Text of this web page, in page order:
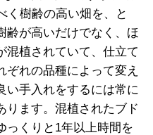
く樹齢の高い畑を、と
齢が高いだけでなく、ほ
混植されていて、仕立て
れの品種によって変え
い手入れをするには常に
ります。混植されたブド
っくりと1年以上時間を